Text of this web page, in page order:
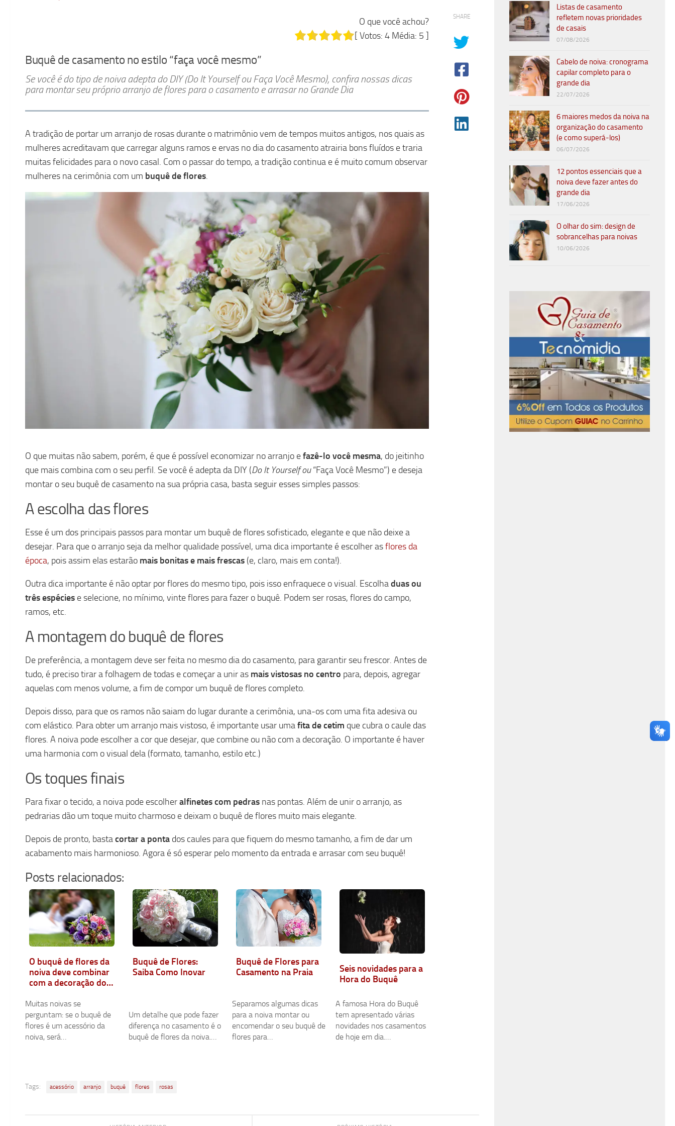
O que você achou?
[ Votos: 4 Média: 5 ]
Buquê de casamento no estilo “faça você mesmo”
Se você é do tipo de noiva adepta do DIY (Do It Yourself ou Faça Você Mesmo), confira nossas dicas
para montar seu próprio arranjo de flores para o casamento e arrasar no Grande Dia
A tradição de portar um arranjo de rosas durante o matrimônio vem de tempos muitos antigos, nos quais as
mulheres acreditavam que carregar alguns ramos e ervas no dia do casamento atrairia bons fluídos e traria
muitas felicidades para o novo casal. Com o passar do tempo, a tradição continua e é muito comum observar
mulheres na cerimônia com um buquê de flores.
O que muitas não sabem, porém, é que é possível economizar no arranjo efazê-lo você mesma, do jeitinho
que mais combina com o seu perfil. Se você é adepta da DIY (Do It Yourself ou“Faça Você Mesmo”) e deseja
montar o seu buquê de casamento na sua própria casa, basta seguir esses simples passos:
A escolha das flores
Esse é um dos principais passos para montar um buquê de flores sofisticado, elegante e que não deixe a
desejar. Para que o arranjo seja da melhor qualidade possível, uma dica importante é escolher asflores da
época, pois assim elas estarão mais bonitas e mais frescas (e, claro, mais em conta!).
Outra dica importante é não optar por flores do mesmo tipo, pois isso enfraquece o visual. Escolhaduas ou
três espécies e selecione, no mínimo, vinte flores para fazer o buquê. Podem ser rosas, flores do campo,
ramos, etc.
A montagem do buquê de flores
De preferência, a montagem deve ser feita no mesmo dia do casamento, para garantir seu frescor. Antes de
tudo, é preciso tirar a folhagem de todas e começar a unir as mais vistosas no centro para, depois, agregar
aquelas com menos volume, a fim de compor um buquê de flores completo.
Depois disso, para que os ramos não saiam do lugar durante a cerimônia, una-os com uma fita adesiva ou
com elástico. Para obter um arranjo mais vistoso, é importante usar umafita de cetim que cubra o caule das
flores. A noiva pode escolher a cor que desejar, que combine ou não com a decoração. O importante é haver
uma harmonia com o visual dela (formato, tamanho, estilo etc.)
Os toques finais
Para fixar o tecido, a noiva pode escolheralfinetes com pedras nas pontas. Além de unir o arranjo, as
pedrarias dão um toque muito charmoso e deixam o buquê de flores muito mais elegante.
Depois de pronto, bastacortar a ponta dos caules para que fiquem do mesmo tamanho, a fim de dar um
acabamento mais harmonioso. Agora é só esperar pelo momento da entrada e arrasar com seu buquê!
Posts relacionados:
O buquê de flores da
noiva deve combinar
com a decoração do
Muitas noivas se
perguntam: se o buquê de
flores é um acessório da
noiva, será…
Buquê de Flores:
Saiba Como Inovar
Um detalhe que pode fazer
diferença no casamento é o
buquê de flores da noiva.…
Buquê de Flores para
Casamento na Praia
Separamos algumas dicas
para a noiva montar ou
encomendar o seu buquê de
flores para…
Seis novidades para a
Hora do Buquê
A famosa Hora do Buquê
tem apresentado várias
novidades nos casamentos
de hoje em dia.…
SHARE
Tags: acessório arranjo buquê flores rosas
Listas de casamento
refletem novas prioridades
de casais
07/08/2026
Cabelo de noiva: cronograma
capilar completo para o
grande dia
22/07/2026
6 maiores medos da noiva na
organização do casamento
(e como superá-los)
06/07/2026
12 pontos essenciais que a
noiva deve fazer antes do
grande dia
17/06/2026
O olhar do sim: design de
sobrancelhas para noivas
10/06/2026